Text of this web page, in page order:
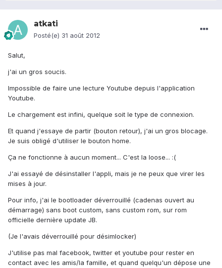
atkati
Posté(e) 31 août 2012
Salut,
j'ai un gros soucis.
Impossible de faire une lecture Youtube depuis l'application
Youtube.
Le chargement est infini, quelque soit le type de connexion.
Et quand j'essaye de partir (bouton retour), j'ai un gros blocage.
Je suis obligé d'utiliser le bouton home.
Ça ne fonctionne à aucun moment... C'est la loose... :(
J'ai essayé de désinstaller l'appli, mais je ne peux que virer les
mises à jour.
Pour info, j'ai le bootloader déverrouillé (cadenas ouvert au
démarrage) sans boot custom, sans custom rom, sur rom
officielle dernière update JB.
(Je l'avais déverrouillé pour désimlocker)
J'utilise pas mal facebook, twitter et youtube pour rester en
contact avec les amis/la famille, et quand quelqu'un dépose une